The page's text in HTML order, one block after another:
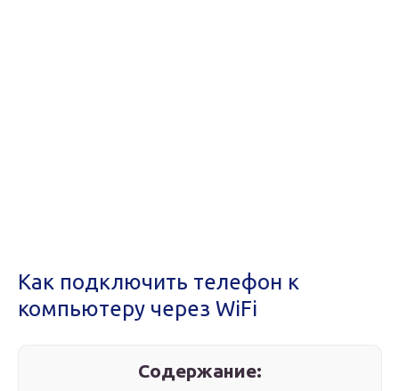
Как подключить телефон к
компьютеру через WiFi
Содержание: